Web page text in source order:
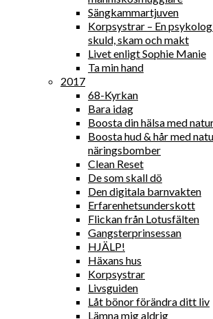
Sängkammartjuven
Korpsystrar – En
skuld, skam och makt
Livet enligt Sophie Manie
Ta min hand
2017
68-Kyrkan
Bara idag
Boosta din hälsa med
Boosta hud & hår med
näringsbomber
Clean Reset
De som skall dö
Den digitala barnvakten
Erfarenhetsunderskott
Flickan från Lotusfälten
Gangsterprinsessan
HJÄLP!
Häxans hus
Korpsystrar
Livsguiden
Låt bönor förändra ditt liv
Lämna mig aldrig